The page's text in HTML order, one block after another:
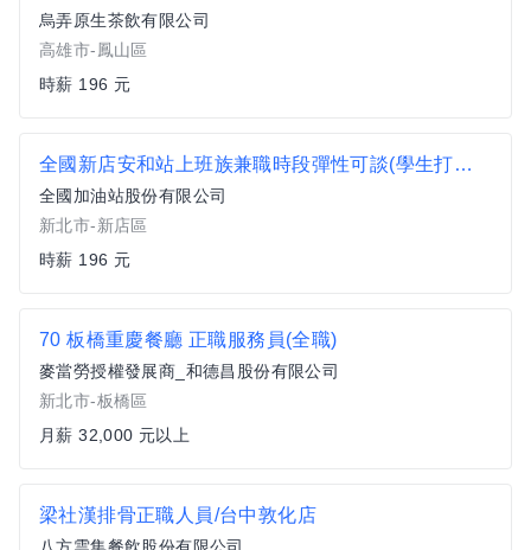
烏弄原生茶飲有限公司
高雄市-鳳山區
時薪 196 元
全國新店安和站上班族兼職時段彈性可談(學生打工.二度就業亦可)
全國加油站股份有限公司
新北市-新店區
時薪 196 元
70 板橋重慶餐廳 正職服務員(全職)
麥當勞授權發展商_和德昌股份有限公司
新北市-板橋區
月薪 32,000 元以上
梁社漢排骨正職人員/台中敦化店